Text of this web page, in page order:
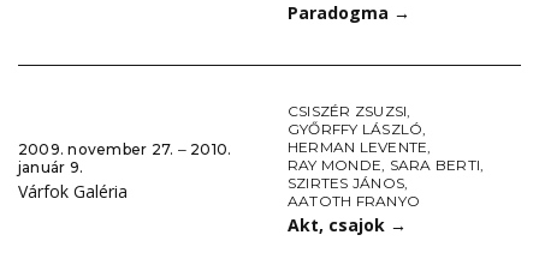
Paradogma →
2009. november 27. ‒ 2010.
január 9.
Várfok Galéria
CSISZÉR ZSUZSI,
GYŐRFFY LÁSZLÓ,
HERMAN LEVENTE,
RAY MONDE, SARA BERTI,
SZIRTES JÁNOS,
AATOTH FRANYO
Akt, csajok →